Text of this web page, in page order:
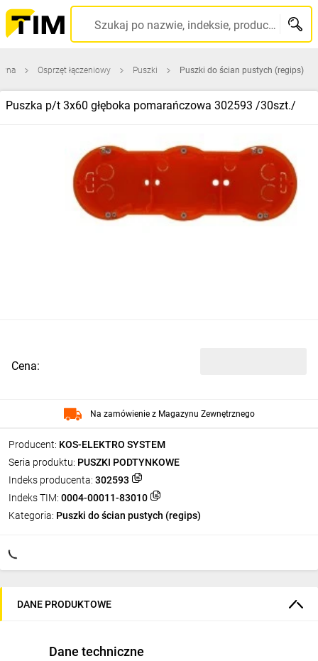
Szukaj po nazwie, indeksie, producencie, kodzie kreskowym...
Osprzęt łączeniowy Puszki Puszki do ścian pustych (regips)
Puszka p/t 3x60 głęboka pomarańczowa 302593 /30szt./
Producent: KOS-ELEKTRO SYSTEM
Seria produktu: PUSZKI PODTYNKOWE
Indeks producenta: 302593
Indeks TIM: 0004-00011-83010
Kategoria: Puszki do ścian pustych (regips)
Cena:
Na zamówienie z Magazynu Zewnętrznego
DANE PRODUKTOWE
Dane techniczne